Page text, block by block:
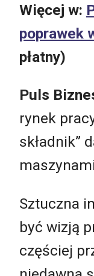
Więcej w:
poprawek
płatny)
Puls
rynek
składnik”
Sztuczna
być wizją
częściej